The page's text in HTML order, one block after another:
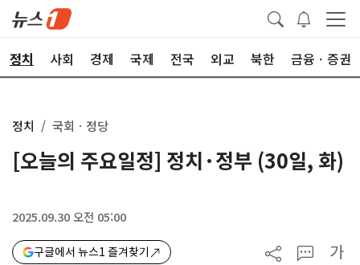
정치 사회 경제 국제 전국 외교 북한 금융ㆍ증권
정치 국회ㆍ정당
[오늘의 주요일정] 정치·정부 (30일, 화)
2025.09.30 오전 05:00
구글에서 뉴스1 즐겨찾기 가